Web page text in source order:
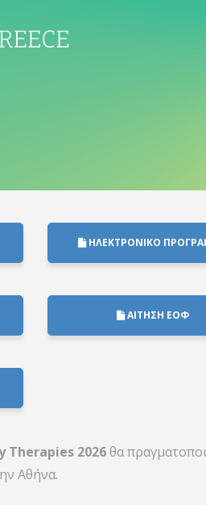
ΗΛΕΚΤΡΟΝΙΚΟ
ΑΙΤΗΣΗ ΕΟΦ
Therapies 2026θα
Αθήνα.